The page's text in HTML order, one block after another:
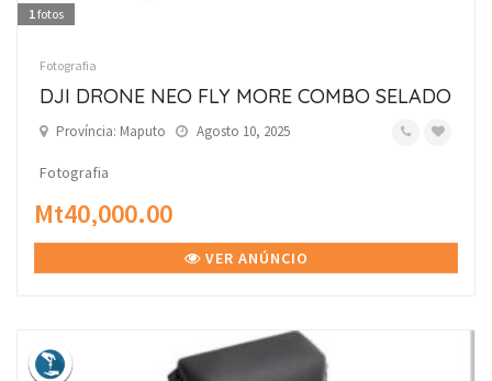
1fotos
Fotografia
DJI DRONE NEO FLY MORE COMBO SELADO
Província: Maputo Agosto 10, 2025
Fotografia
Mt40,000.00
VER ANÚNCIO